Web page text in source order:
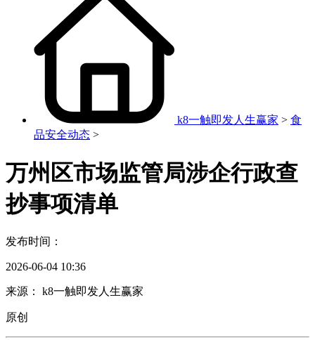
k8一触即发人生赢家 > 食
品安全动态 >
万州区市场监管局涉企行政查
抄事项清单
发布时间：
2026-06-04 10:36
来源： k8一触即发人生赢家
原创